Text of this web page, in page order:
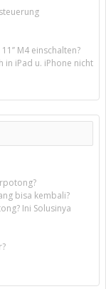
M4 einschalten?
in iPad u. iPhone nicht
bisa kembali?
Ini Solusinya